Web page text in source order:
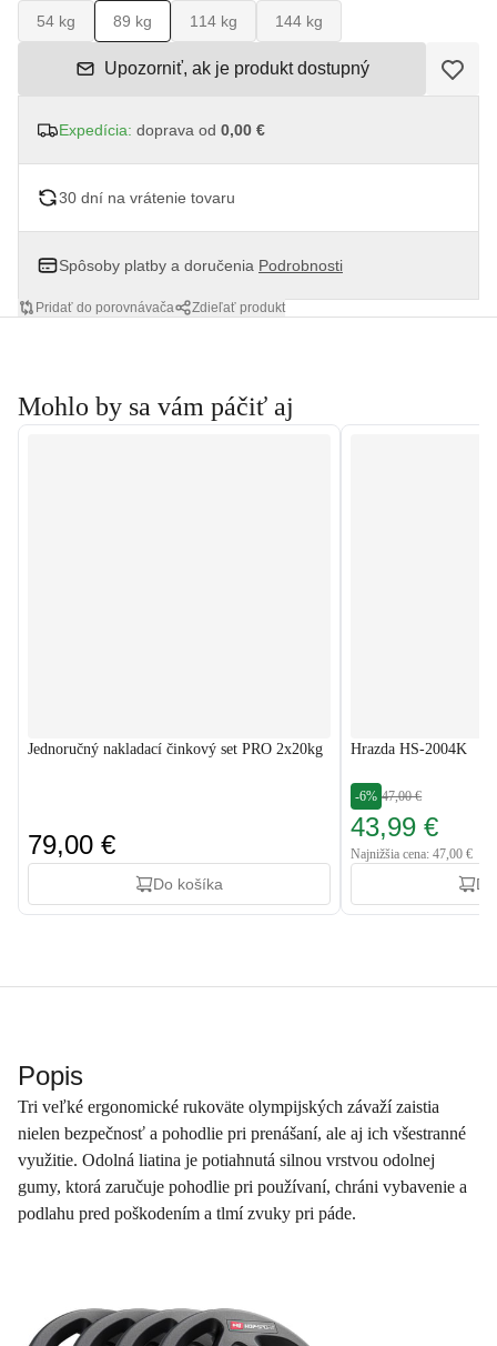
54 kg 89 kg 114 kg 144 kg
Upozorniť, ak je produkt dostupný
Expedícia: doprava od 0,00 €
30 dní na vrátenie tovaru
Spôsoby platby a doručenia Podrobnosti
Pridať do porovnávača Zdieľať produkt
Mohlo by sa vám páčiť aj
Jednoručný nakladací činkový set PRO 2x20kg
79,00 €
Do košíka
Hrazda HS-2004K
-6% 47,00 €
43,99 €
Najnižšia cena: 47,00 €
Popis
Tri veľké ergonomické rukoväte olympijských závaží zaistia
nielen bezpečnosť a pohodlie pri prenášaní, ale aj ich všestranné
využitie. Odolná liatina je potiahnutá silnou vrstvou odolnej
gumy, ktorá zaručuje pohodlie pri používaní, chráni vybavenie a
podlahu pred poškodením a tlmí zvuky pri páde.